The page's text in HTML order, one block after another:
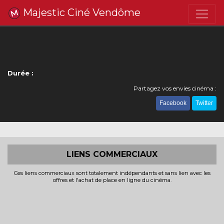
Majestic Ciné Vendôme
Durée :
Partagez vos envies cinéma :
Facebook Twitter
LIENS COMMERCIAUX
Ces liens commerciaux sont totalement indépendants et sans lien avec les
offres et l'achat de place en ligne du cinéma.